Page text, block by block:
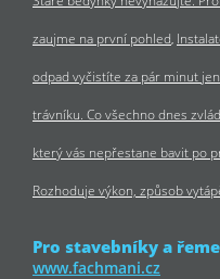
zaujme na první pohled
odpad vyčistíte za pár minut
trávníku. Co všechno dnes
který vás nepřestane bavit po
Rozhoduje výkon, způsob
Pro stavebníky a
www.fachmani.cz